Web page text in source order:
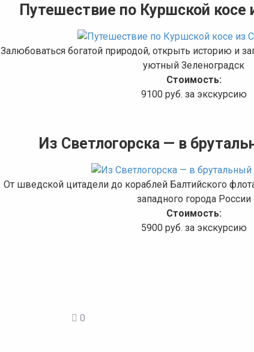
Путешествие по Куршской косе
Залюбоваться богатой природой, открыть историю и
уютный Зеленоградск
Стоимость:
9100 руб. за экскурсию
Из Светлогорска — в
От шведской цитадели до кораблей Балтийского
западного города России
Стоимость:
5900 руб. за экскурсию
0